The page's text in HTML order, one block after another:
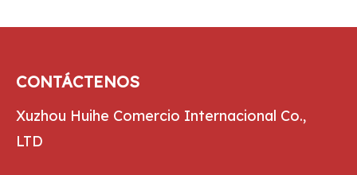
CONTÁCTENOS
Xuzhou Huihe Comercio Internacional Co.,
LTD